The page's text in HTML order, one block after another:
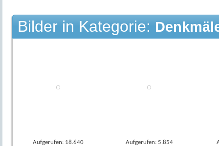
Bilder in Kategorie:
Aufgerufen: 18.640 Aufgerufen: 5.854